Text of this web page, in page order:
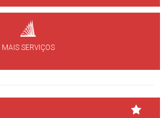
MAIS SERVIÇOS